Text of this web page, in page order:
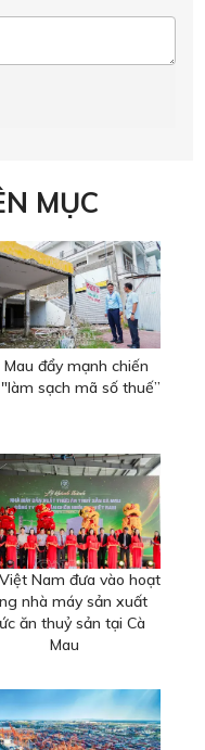
MỤC
Mau đẩy mạnh chiến
sạch mã số thuế”
Việt Nam đưa vào hoạt
nhà máy sản xuất
ăn thuỷ sản tại Cà
Mau